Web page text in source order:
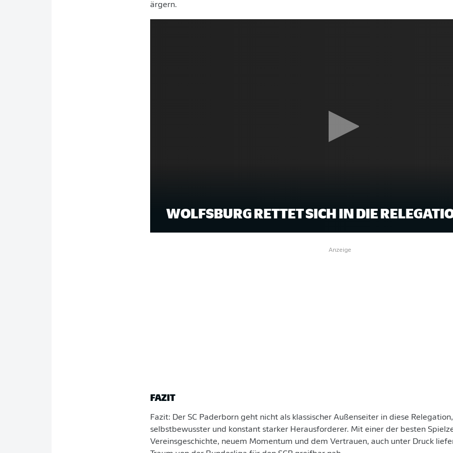
ärgern.
WOLFSBURG RETTET SICH IN DIE
Anzeige
FAZIT
Fazit: Der SC Paderborn geht nicht als klassischer Außenseiter in diese
selbstbewusster und konstant starker Herausforderer. Mit einer der besten
Vereinsgeschichte, neuem Momentum und dem Vertrauen, auch unter Druck